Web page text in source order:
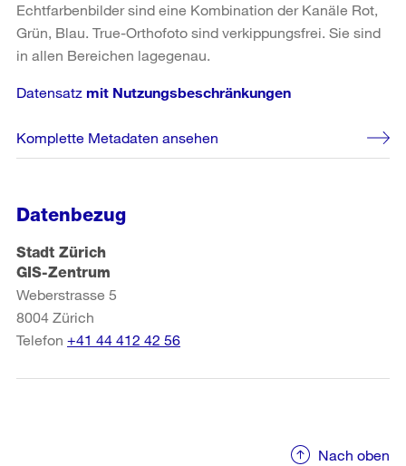
Echtfarbenbilder sind eine Kombination der Kanäle Rot,
Grün, Blau. True-Orthofoto sind verkippungsfrei. Sie sind
in allen Bereichen lagegenau.
Datensatz mit Nutzungsbeschränkungen
Komplette Metadaten ansehen
Datenbezug
Stadt Zürich
GIS-Zentrum
Weberstrasse 5
8004 Zürich
Telefon +41 44 412 42 56
Nach oben